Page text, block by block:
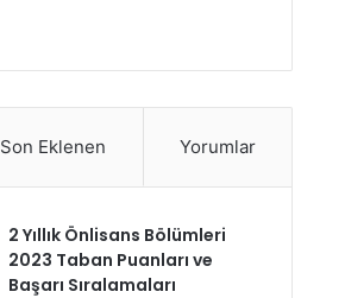
Son Eklenen Yorumlar
2 Yıllık Önlisans Bölümleri
2023 Taban Puanları ve
Başarı Sıralamaları